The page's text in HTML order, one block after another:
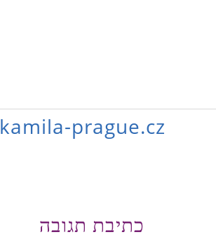
kamila-prague.cz
כתיבת תגובה